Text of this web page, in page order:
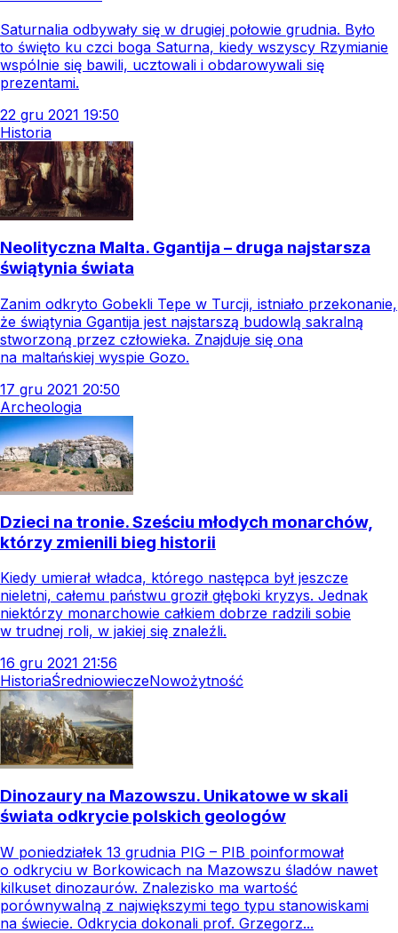
Saturnalia odbywały się w drugiej połowie grudnia. Było
to święto ku czci boga Saturna, kiedy wszyscy Rzymianie
wspólnie się bawili, ucztowali i obdarowywali się
prezentami.
22 gru 2021 19:50
Historia
Neolityczna Malta. Ggantija – druga najstarsza
świątynia świata
Zanim odkryto Gobekli Tepe w Turcji, istniało przekonanie,
że świątynia Ggantija jest najstarszą budowlą sakralną
stworzoną przez człowieka. Znajduje się ona
na maltańskiej wyspie Gozo.
17 gru 2021 20:50
Archeologia
Dzieci na tronie. Sześciu młodych monarchów,
którzy zmienili bieg historii
Kiedy umierał władca, którego następca był jeszcze
nieletni, całemu państwu groził głęboki kryzys. Jednak
niektórzy monarchowie całkiem dobrze radzili sobie
w trudnej roli, w jakiej się znaleźli.
16 gru 2021 21:56
HistoriaŚredniowieczeNowożytność
Dinozaury na Mazowszu. Unikatowe w skali
świata odkrycie polskich geologów
W poniedziałek 13 grudnia PIG – PIB poinformował
o odkryciu w Borkowicach na Mazowszu śladów nawet
kilkuset dinozaurów. Znalezisko ma wartość
porównywalną z największymi tego typu stanowiskami
na świecie. Odkrycia dokonali prof. Grzegorz...